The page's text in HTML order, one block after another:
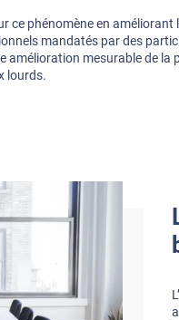
ce phénomène en
mandatés par des
amélioration mesurable de la
lourds.